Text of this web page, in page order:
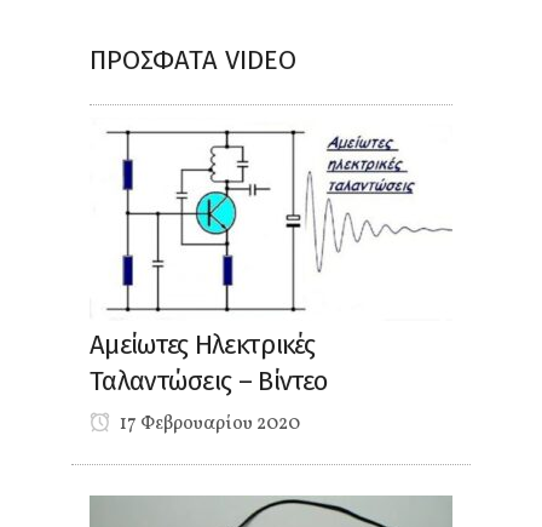
ΠΡΌΣΦΑΤΑ VIDEO
Αμείωτες Ηλεκτρικές
Ταλαντώσεις – Βίντεο
17 Φεβρουαρίου 2020